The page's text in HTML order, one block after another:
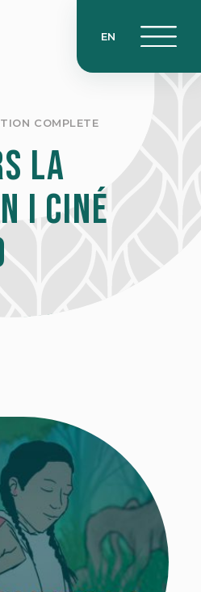
EN
COMPLETE
la
I Ciné